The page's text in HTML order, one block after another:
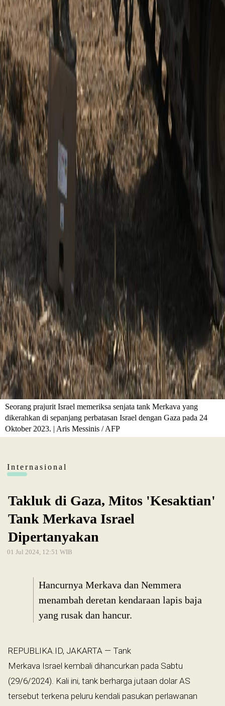
Seorang prajurit Israel memeriksa senjata tank Merkava yang
dikerahkan di sepanjang perbatasan Israel dengan Gaza pada 24
Oktober 2023. | Aris Messinis / AFP
Internasional
Takluk di Gaza, Mitos 'Kesaktian'
Tank Merkava Israel
Dipertanyakan
01 Jul 2024, 12:51 WIB
Hancurnya Merkava dan Nemmera
menambah deretan kendaraan lapis baja
yang rusak dan hancur.
REPUBLIKA.ID, JAKARTA — Tank
Merkava Israel kembali dihancurkan pada Sabtu
(29/6/2024). Kali ini, tank berharga jutaan dolar AS
tersebut terkena peluru kendali pasukan perlawanan